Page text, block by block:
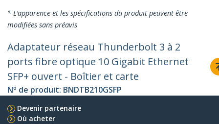
* L’apparence et les spécifications du produit peuvent être
modifiées sans préavis
Adaptateur réseau Thunderbolt 3 à 2
ports fibre optique 10 Gigabit Ethernet
SFP+ ouvert - Boîtier et carte
Nº de produit: BNDTB210GSFP
Devenir partenaire
Où acheter